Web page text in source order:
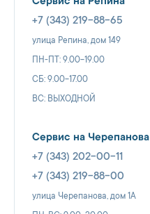
+7 (343) 219-88-65
улица Репина, дом 149
ПН-ПТ: 9.00-19.00
СБ: 9.00-17.00
ВС: ВЫХОДНОЙ
Сервис на Черепанова
+7 (343) 202-00-11
+7 (343) 219-88-00
улица Черепанова, дом 1А